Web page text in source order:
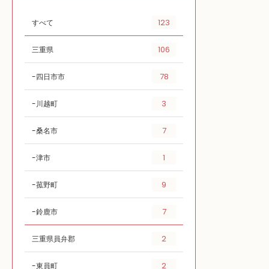
すべて 123
三重県 106
四日市市 78
川越町 3
桑名市 7
津市 1
菰野町 9
鈴鹿市 7
三重県員弁郡 2
東員町 2